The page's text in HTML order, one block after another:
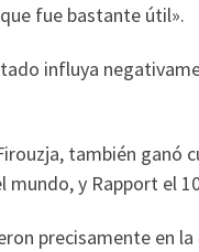
fue bastante útil».
influya
también ganó
mundo, y Rapport el
precisamente en